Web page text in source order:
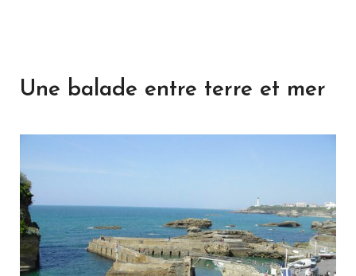
Une balade entre terre et mer